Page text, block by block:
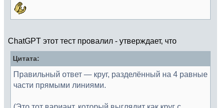
ChatGPT этот тест провалил - утверждает, что
Цитата:
Правильный ответ — круг, разделённый на 4 равные
части прямыми линиями.